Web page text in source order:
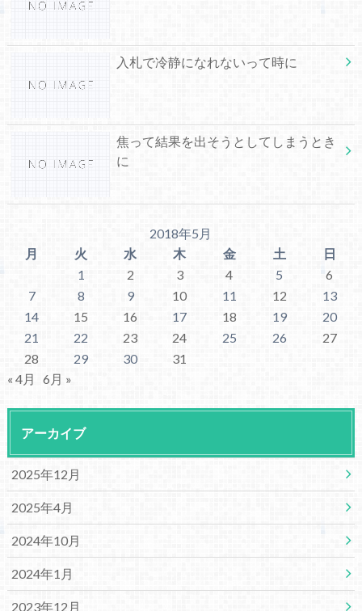
入札で冷静になれないって時に
焦って結果を出そうとしてしまうとき
に
2018年5月
月
火 水 木 金 土
日
1
2 3 4 5
6
7
8 9 10 11 12
13
14
15 16 17 18 19
20
21
22 23 24 25 26
27
28
29 30
31
« 4月
6月 »
アーカイブ
2025年12月
2025年4月
2024年10月
2024年1月
2023年12月